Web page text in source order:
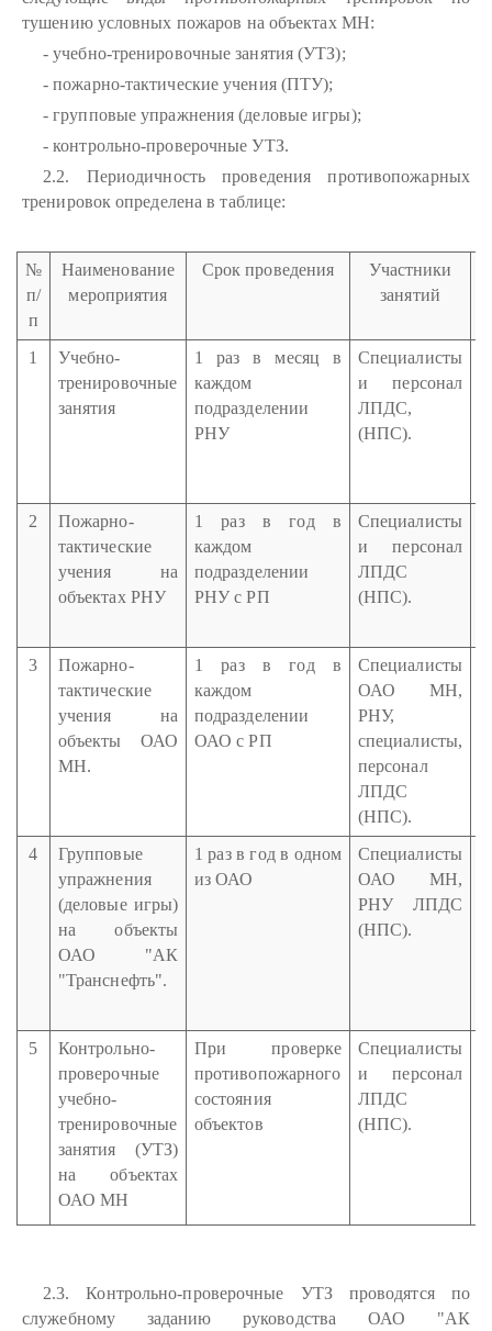
тушению условных пожаров на объектах МН:
- учебно-тренировочные занятия (УТЗ);
- пожарно-тактические учения (ПТУ);
- групповые упражнения (деловые игры);
- контрольно-проверочные УТЗ.
2.2. Периодичность проведения противопожарных
тренировок определена в таблице:
№
п/
п
Наименование
мероприятия
Срок проведения
Участники
занятий
1
Учебно-
тренировочные
занятия
1 раз в месяц в
каждом
подразделении
РНУ
Специалисты
и персонал
ЛПДС,
(НПС).
2
Пожарно-
тактические
учения на
объектах РНУ
1 раз в год в
каждом
подразделении
РНУ с РП
Специалисты
и персонал
ЛПДС
(НПС).
3
Пожарно-
тактические
учения на
объекты ОАО
МН.
1 раз в год в
каждом
подразделении
ОАО с РП
Специалисты
ОАО МН,
РНУ,
специалисты,
персонал
ЛПДС
(НПС).
4
Групповые
упражнения
(деловые игры)
на объекты
ОАО "АК
"Транснефть".
1 раз в год в одном
из ОАО
Специалисты
ОАО МН,
РНУ ЛПДС
(НПС).
5
Контрольно-
проверочные
учебно-
тренировочные
занятия (УТЗ)
на объектах
ОАО МН
При проверке
противопожарного
состояния
объектов
Специалисты
и персонал
ЛПДС
(НПС).
2.3. Контрольно-проверочные УТЗ проводятся по
служебному заданию руководства ОАО "АК